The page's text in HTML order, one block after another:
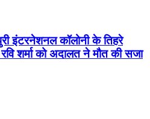
इंटरनेशनल कॉलोनी के तिहरे
शर्मा को अदालत ने मौत की सजा